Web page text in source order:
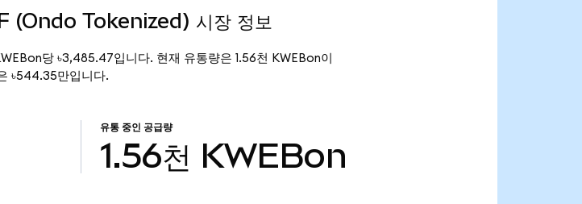
Tokenized) 시장 정보
당 ৳3,485.47입니다. 현재 유통량은 1.56천 KWEBon이
৳544.35만입니다.
유통 중인 공급량
1.56천 KWEBon